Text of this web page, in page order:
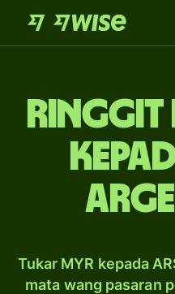
ringgit
Tukar MYR kepada
mata wang pasaran